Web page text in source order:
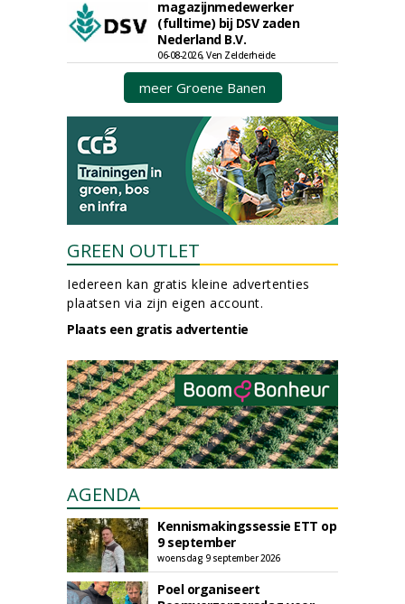
magazijnmedewerker
(fulltime) bij DSV zaden
Nederland B.V.
06-08-2026, Ven Zelderheide
meer Groene Banen
GREEN OUTLET
Iedereen kan gratis kleine advertenties
plaatsen via zijn eigen account.
Plaats een gratis advertentie
AGENDA
Kennismakingssessie ETT op
9 september
woensdag 9 september 2026
Poel organiseert